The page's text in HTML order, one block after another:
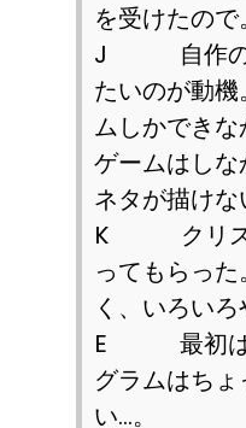
を受けたので。
J 自作の
たいのが動
ムしかでき
ゲームはし
ネタが描けな
Kクリスマ
ってもらった。
く、いろいろ
E 最初は
グラムはち
い…。